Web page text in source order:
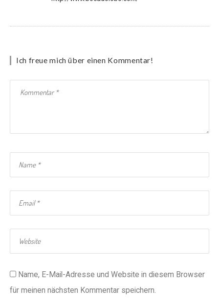
Ich freue mich über einen Kommentar!
Name, E-Mail-Adresse und Website in diesem Browser
für meinen nächsten Kommentar speichern.